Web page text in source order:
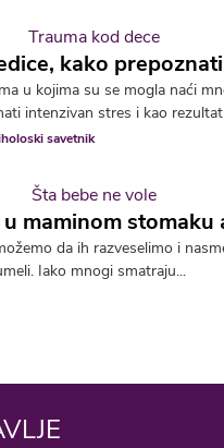
kako
u kojima su se mogla naći
intenzivan stres i kao
savetnik
maminom stomaku
da ih razveselimo i
Iako mnogi smatraju...